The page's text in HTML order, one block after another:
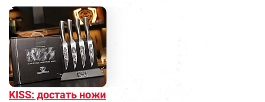
KISS: достать ножи